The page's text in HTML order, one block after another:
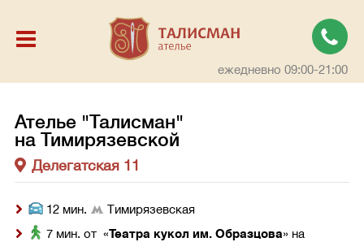
ежедневно 09:00-21:00
Ателье "Талисман"
на Тимирязевской
Делегатская 11
12 мин.
Тимирязевская
7 мин. от  «Театра кукол им. Образцова» на